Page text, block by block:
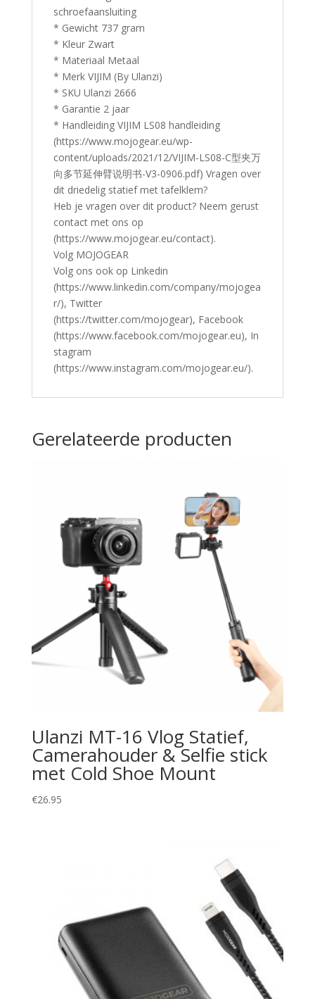
schroefaansluiting
* Gewicht 737 gram
* Kleur Zwart
* Materiaal Metaal
* Merk VIJIM (By Ulanzi)
* SKU Ulanzi 2666
* Garantie 2 jaar
* Handleiding VIJIM LS08 handleiding
(https://www.mojogear.eu/wp-
content/uploads/2021/12/VIJIM-LS08-C型夹万
向多节延伸臂说明书-V3-0906.pdf) Vragen over
dit driedelig statief met tafelklem?
Heb je vragen over dit product? Neem gerust
contact met ons op
(https://www.mojogear.eu/contact).
Volg MOJOGEAR
Volg ons ook op Linkedin
(https://www.linkedin.com/company/mojogea
r/), Twitter
(https://twitter.com/mojogear), Facebook
(https://www.facebook.com/mojogear.eu), In
stagram
(https://www.instagram.com/mojogear.eu/).
Gerelateerde producten
Ulanzi MT-16 Vlog Statief,
Camerahouder & Selfie stick
met Cold Shoe Mount
€26.95